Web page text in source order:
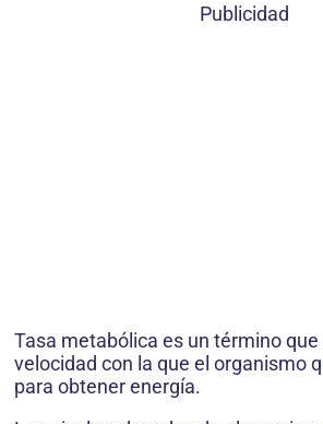
Publicidad
Tasa metabólica es un término que
velocidad con la que el organismo
para obtener energía.